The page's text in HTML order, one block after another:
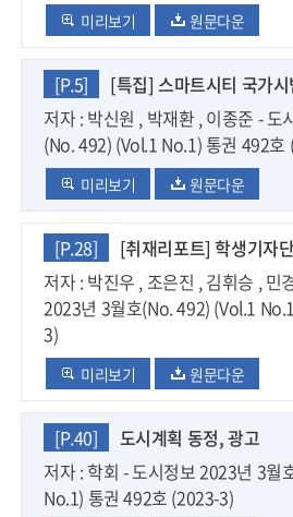
미리보기 원문다운
[P.5]
[특집] 스마트시티 국가
저자 : 박신원 , 박재환 , 이종준 -
(No. 492) (Vol.1 No.1) 통권 492호
미리보기 원문다운
[P.28]
[취재리포트] 학생기자
저자 : 박진우 , 조은진 , 김휘승 , 민
2023년 3월호(No. 492) (Vol.1
3)
미리보기 원문다운
[P.40]
도시계획 동정, 광고
저자 : 학회 - 도시정보 2023년 3월
No.1) 통권 492호 (2023-3)